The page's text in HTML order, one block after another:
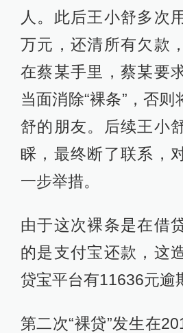
人。此后王小舒多次
万元，还清所有欠款
在蔡某手里，蔡某要
当面消除“裸条”，否
舒的朋友。后续王小
睬，最终断了联系，
一步举措。
由于这次裸条是在借
的是支付宝还款，这
贷宝平台有11636元逾
第二次“裸贷”发生在